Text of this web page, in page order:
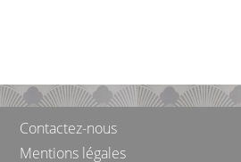
Contactez-nous
Mentions légales